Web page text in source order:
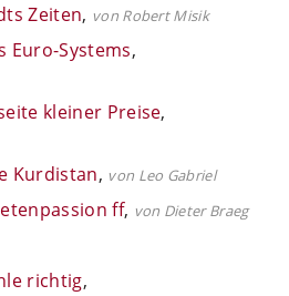
Zeiten, von Robert Misik
Euro-Systems,
kleiner Preise,
Kurdistan, von Leo Gabriel
ff, von Dieter Braeg
richtig,